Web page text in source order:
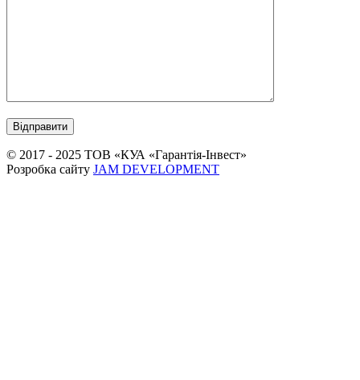
© 2017 - 2025 ТОВ «КУА «Гарантія-Інвест»
Розробка сайту JAM DEVELOPMENT